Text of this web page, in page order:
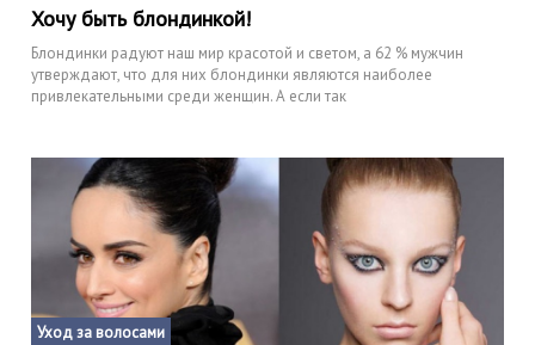
Хочу быть блондинкой!
Блондинки радуют наш мир красотой и светом, а 62 % мужчин
утверждают, что для них блондинки являются наиболее
привлекательными среди женщин. А если так
Уход за волосами